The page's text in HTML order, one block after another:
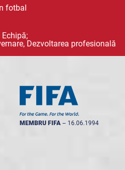
fotbal
Dezvoltarea profesională
MEMBRU FIFA -- 16.06.1994